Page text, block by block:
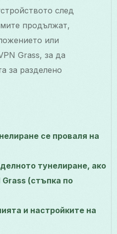
след
продължат,
или
Grass, за да
за разделено
се проваля на
тунелиране, ако
Grass (стъпка по
и настройките на